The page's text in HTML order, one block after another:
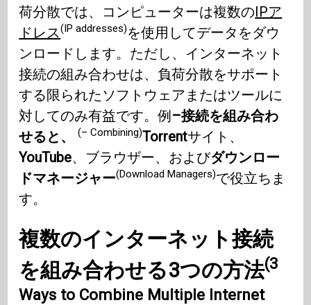
荷分散では、コンピューターは複数のIPア
ドレス(IP addresses)を使用してデータをダウ
ンロードします。ただし、インターネット
接続の組み合わせは、負荷分散をサポート
する限られたソフトウェアまたはツールに
対してのみ有益です。例–接続を組み合わ
せると、(– Combining)Torrentサイト、
YouTube、ブラウザー、およびダウンロー
ドマネージャー(Download Managers)で役立ちま
す。
複数のインターネット接続
を組み合わせる3つの方法(3
Ways to Combine Multiple Internet